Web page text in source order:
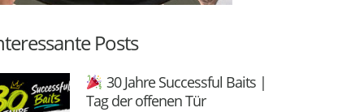
Posts
30 Jahre Successful Baits |
Tag der offenen Tür